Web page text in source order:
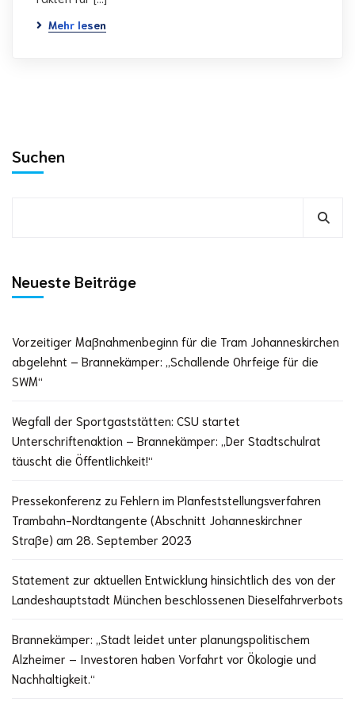
Mehr lesen
Suchen
Neueste Beiträge
Vorzeitiger Maßnahmenbeginn für die Tram Johanneskirchen
abgelehnt – Brannekämper: „Schallende Ohrfeige für die
SWM“
Wegfall der Sportgaststätten: CSU startet
Unterschriftenaktion – Brannekämper: „Der Stadtschulrat
täuscht die Öffentlichkeit!“
Pressekonferenz zu Fehlern im Planfeststellungsverfahren
Trambahn-Nordtangente (Abschnitt Johanneskirchner
Straße) am 28. September 2023
Statement zur aktuellen Entwicklung hinsichtlich des von der
Landeshauptstadt München beschlossenen Dieselfahrverbots
Brannekämper: „Stadt leidet unter planungspolitischem
Alzheimer – Investoren haben Vorfahrt vor Ökologie und
Nachhaltigkeit.“